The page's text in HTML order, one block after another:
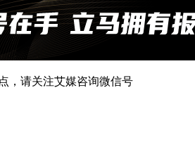
，请关注艾媒咨询微信号